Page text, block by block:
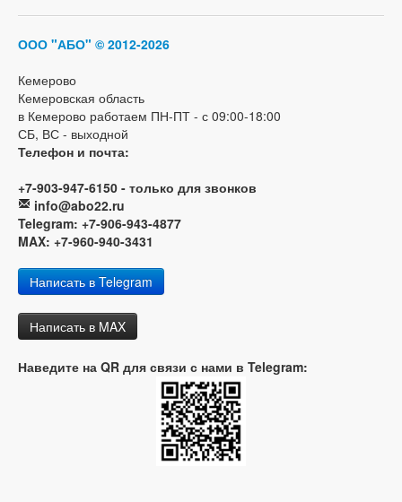
ООО "АБО" © 2012-2026
Кемерово
Кемеровская область
в Кемерово работаем ПН-ПТ - с 09:00-18:00
СБ, ВС - выходной
Телефон и почта:
+7-903-947-6150 - только для звонков
info@abo22.ru
Telegram: +7-906-943-4877
MAX: +7-960-940-3431
Написать в Telegram
Написать в MAX
Наведите на QR для связи с нами в Telegram: